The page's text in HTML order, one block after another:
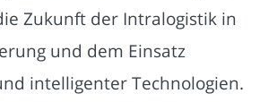
Zukunft der Intralogistik in
und dem Einsatz
intelligenter Technologien.